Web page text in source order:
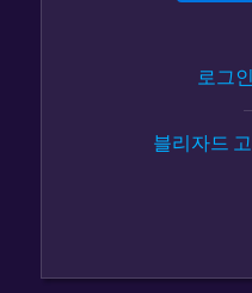
로그
블리자드